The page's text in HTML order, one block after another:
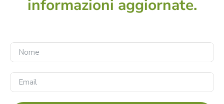
informazioni aggiornate.